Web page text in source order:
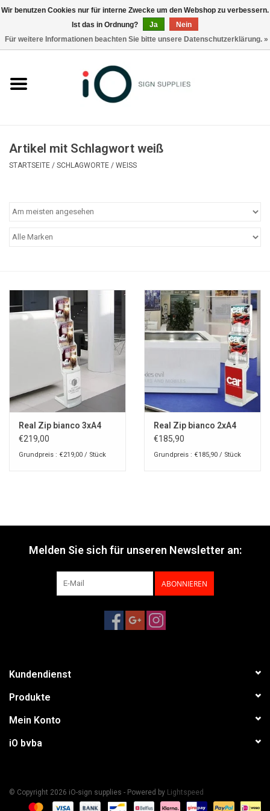
Marken
Artikel mit Schlagwort weiß
STARTSEITE / SCHLAGWORTE / WEISS
Real Zip bianco 3xA4
€219,00
Grundpreis : €219,00 / Stück
Real Zip bianco 2xA4
€185,90
Grundpreis : €185,90 / Stück
Melden Sie sich für unseren Newsletter an:
ABONNIEREN
Kundendienst
Produkte
Mein Konto
iO bvba
© Copyright 2026 iO-sign supplies - Powered by Lightspeed
Wir benutzen Cookies nur für interne Zwecke um den Webshop zu verbessern.
Ist das in Ordnung?
Ja
Nein
Für weitere Informationen beachten Sie bitte unsere Datenschutzerklärung. »